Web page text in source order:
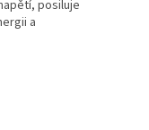
posiluje
a